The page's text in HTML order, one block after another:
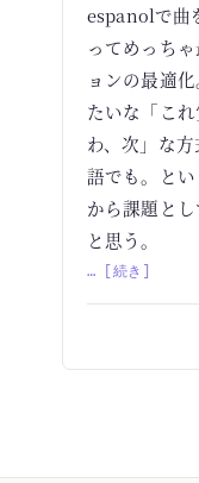
espanolで曲
ってめっち
ョンの最適
たいな「こ
わ、次」な
語でも。と
から課題と
と思う。
… [続き]